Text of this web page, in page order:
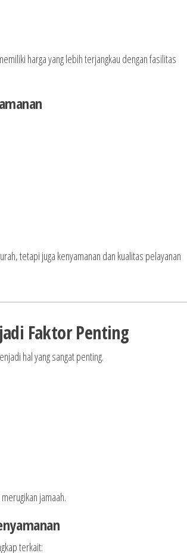
harga yang lebih terjangkau dengan fasilitas
tetapi juga kenyamanan dan kualitas pelayanan
Faktor Penting
hal yang sangat penting.
jamaah.
terkait: